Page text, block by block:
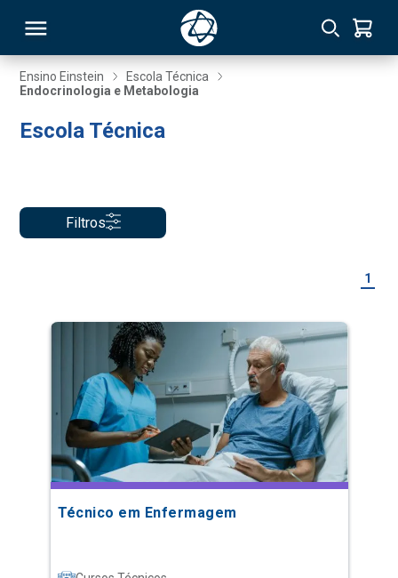
Ensino Einstein
Escola Técnica
Endocrinologia e Metabologia
Escola Técnica
Filtros
1
Técnico em Enfermagem